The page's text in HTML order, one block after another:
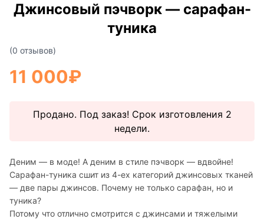
Джинсовый пэчворк — сарафан-
туника
(0 отзывов)
11 000₽
Продано. Под заказ! Срок изготовления 2
недели.
Деним — в моде! А деним в стиле пэчворк — вдвойне!
Сарафан-туника сшит из 4-ех категорий джинсовых тканей
— две пары джинсов. Почему не только сарафан, но и
туника?
Потому что отлично смотрится с джинсами и тяжелыми